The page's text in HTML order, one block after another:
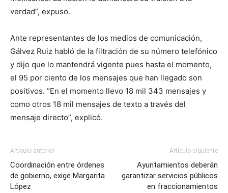
verdad”, expuso.
Ante representantes de los medios de comunicación,
Gálvez Ruiz habló de la filtración de su número telefónico
y dijo que lo mantendrá vigente pues hasta el momento,
el 95 por ciento de los mensajes que han llegado son
positivos. “En el momento llevo 18 mil 343 mensajes y
como otros 18 mil mensajes de texto a través del
mensaje directo”, explicó.
Artículo anterior
Coordinación entre órdenes
de gobierno, exige Margarita
López
Artículo siguiente
Ayuntamientos deberán
garantizar servicios públicos
en fraccionamientos